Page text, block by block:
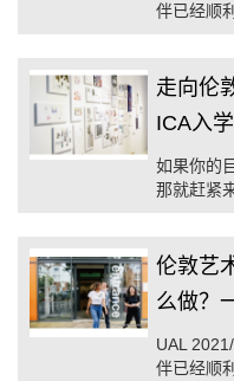
伴已经顺
走向伦
ICA入
如果你的
那就赶紧
伦敦艺
么做？
UAL
伴已经顺